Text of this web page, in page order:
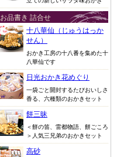
お品書き 詰合せ
十八華仙（じゅうはっか
せん）
おかき工房の十八番を集めた十
八華仙です
日光おかき花めぐり
一袋ごと開封するたびおいしさ
香る、六種類のおかきセット
餅三昧
＜餅の笛、雷都物語、餅ごころ
＞人気三兄弟のおかきセット
高砂